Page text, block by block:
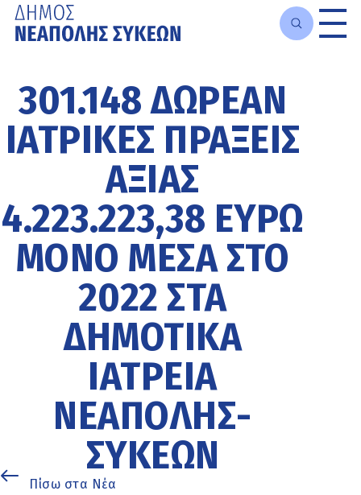
κυρίως
περιεχόμενο
301.148 ΔΩΡΕΆΝ
ΙΑΤΡΙΚΈΣ ΠΡΆΞΕΙΣ
ΑΞΊΑΣ
4.223.223,38 ΕΥΡΏ
ΜΌΝΟ ΜΈΣΑ ΣΤΟ
2022 ΣΤΑ
ΔΗΜΟΤΙΚΆ
ΙΑΤΡΕΊΑ
ΝΕΆΠΟΛΗΣ-
ΣΥΚΕΏΝ
Πίσω στα Νέα